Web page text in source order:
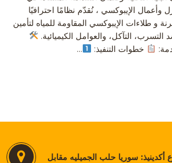
وأعمال الإيبوكسي ، نُقدّم نظامًا احترافيًا
و طلاءات الإيبوكسي المقاومة للمياه لتأمين
التآكل، والعوامل الكيميائية.
خطوات التنفيذ: …
أكدينيذ: سوريا حلب الجميليه مقابل